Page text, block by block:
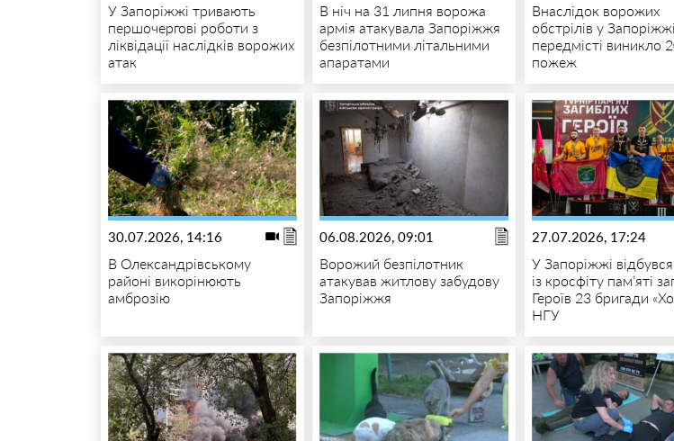
У Запоріжжі тривають
першочергові роботи з
ліквідації наслідків ворожих
атак
В ніч на 31 липня ворожа
армія атакувала Запоріжжя
безпілотними літальними
апаратами
Внаслідок ворожих
обстрілів у
передмісті виникло
пожеж
30.07.2026, 14:16
В Олександрівському
районі викорінюють
амброзію
06.08.2026, 09:01
Ворожий безпілотник
атакував житлову забудову
Запоріжжя
27.07.2026, 17:24
У Запоріжжі
із кросфіту пам’яті
Героїв 23 бригади
НГУ